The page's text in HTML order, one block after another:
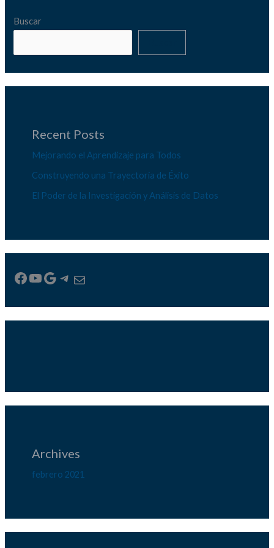
Buscar
Recent Posts
Mejorando el Aprendizaje para Todos
Construyendo una Trayectoria de Éxito
El Poder de la Investigación y Análisis de Datos
Archives
febrero 2021